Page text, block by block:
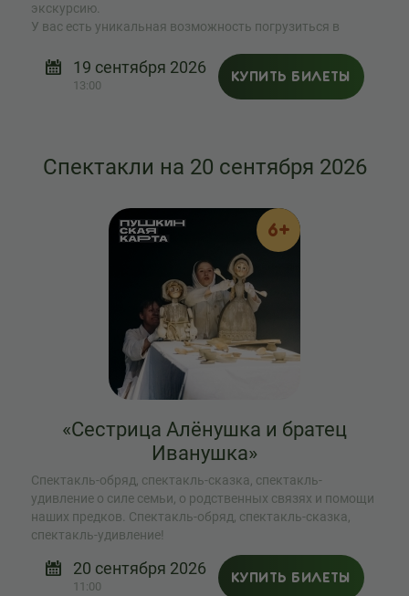
экскурсию.
У вас есть уникальная возможность погрузиться в
19 сентября 2026
13:00
КУПИТЬ БИЛЕТЫ
Спектакли на 20 сентября 2026
6+
«Сестрица Алёнушка и братец
Иванушка»
Спектакль-обряд, спектакль-сказка, спектакль-
удивление о силе семьи, о родственных связях и помощи
наших предков. Спектакль-обряд, спектакль-сказка,
спектакль-удивление!
20 сентября 2026
11:00
КУПИТЬ БИЛЕТЫ